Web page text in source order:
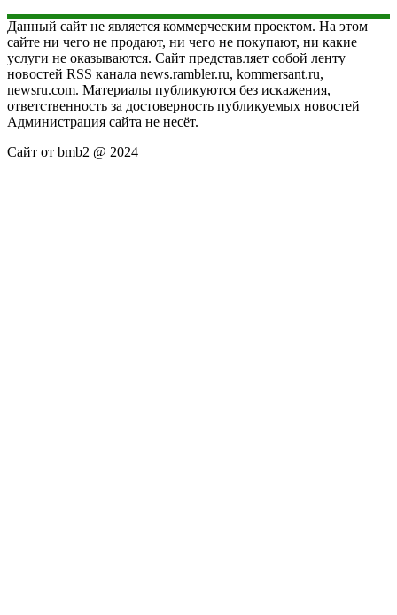
Данный сайт не является коммерческим проектом. На этом
сайте ни чего не продают, ни чего не покупают, ни какие
услуги не оказываются. Сайт представляет собой ленту
новостей RSS канала news.rambler.ru, kommersant.ru,
newsru.com. Материалы публикуются без искажения,
ответственность за достоверность публикуемых новостей
Администрация сайта не несёт.
Сайт от bmb2 @ 2024